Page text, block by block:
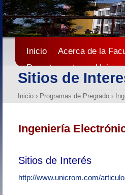
Inicio Acerca de la
Departamentos
Sitios de
Inicio › Programas de Pregrado ›
Ingeniería
Sitios de Interés
http://www.unicrom.com/